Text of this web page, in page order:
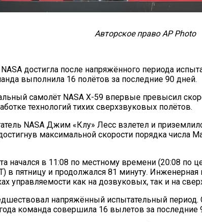
Авторское право AP Photo
достигла после напряжённого периода
выполнила 16 полётов за последние 90 дней.
самолёт NASA X-59 впервые превысил
технологий тихих сверхзвуковых полётов.
NASA Джим «Клу» Лесс взлетел и
максимальной скорости порядка числа
начался в 11:08 по местному времени (20:08 по
в пятницу и продолжался 81 минуту. Инженерная
управляемости как на дозвуковых, так и на
напряжённый испытательный период.
команда совершила 16 вылетов за последние